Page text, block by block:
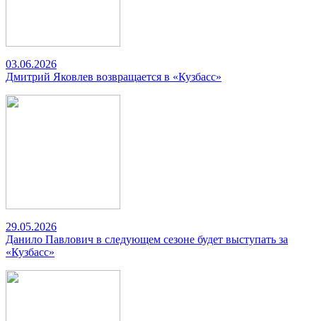
03.06.2026
Дмитрий Яковлев возвращается в «Кузбасс»
29.05.2026
Данило Павлович в следующем сезоне будет выступать за
«Кузбасс»